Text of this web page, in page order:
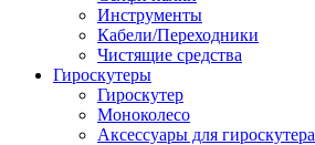
Инструменты
Кабели/Переходники
Чистящие средства
Гироскутеры
Гироскутер
Моноколесо
Аксессуары для гироскутера